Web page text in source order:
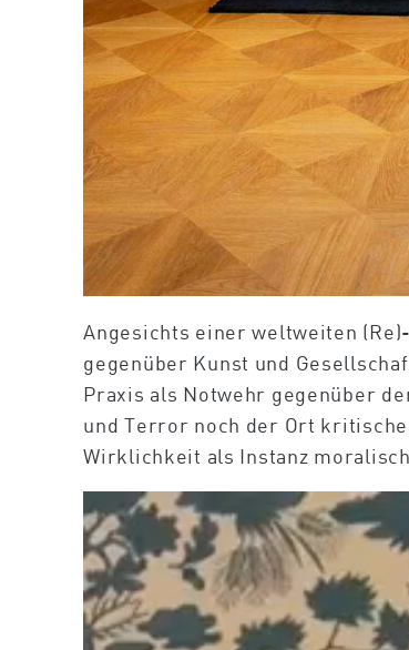
Angesichts einer weltweiten
gegenüber Kunst und
Praxis als Notwehr gegenüber
und Terror noch der Ort
Wirklichkeit als Instanz